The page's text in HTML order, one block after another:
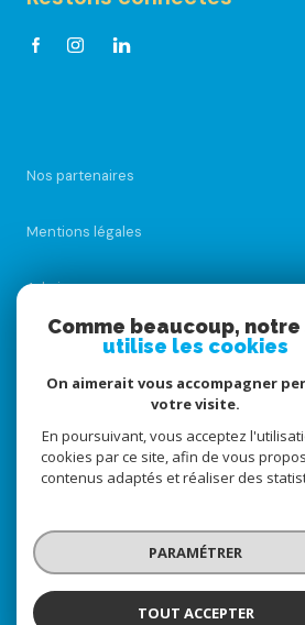
Nos partenaires
Mentions légales
Admin
Nos honoraires
Cookies
© 2026 | Tous droits réservés
Réalisé par
Comme beaucoup,
utilise les cookies
On aimerait vous accompagner
votre visite.
En poursuivant, vous acceptez
cookies par ce site, afin de vous
contenus adaptés et réaliser des
PARAMÉTRER
TOUT ACCEPTER